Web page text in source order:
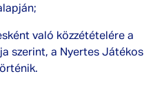
való közzétételére a
szerint, a Nyertes Játékos